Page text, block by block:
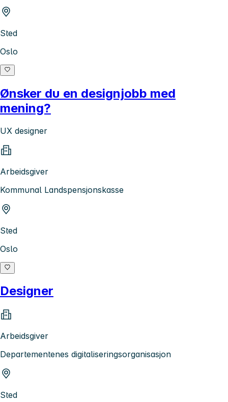
Sted
Oslo
Ønsker du en designjobb med
mening?
UX designer
Arbeidsgiver
Kommunal Landspensjonskasse
Sted
Oslo
Designer
Arbeidsgiver
Departementenes digitaliseringsorganisasjon
Sted